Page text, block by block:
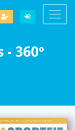
360º